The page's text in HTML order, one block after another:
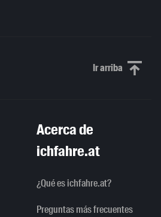
Ir arribaScroll to
Acerca de
ichfahre.at
¿Qué es ichfahre.at?
Preguntas más frecuentes